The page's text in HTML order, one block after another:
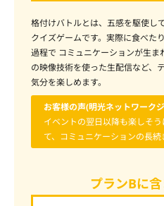
格付けバトルとは、五感を駆使し
クイズゲームです。実際に食べた
過程で コミュニケーションが生
の映像技術を使った生配信など、
気分を楽しめます。
お客様の声(明光ネットワーク
イベントの翌日以降も楽しそ
て、コミュニケーションの長続
プランBに